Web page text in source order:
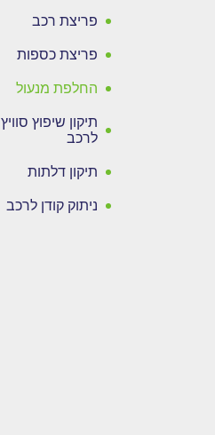
פריצת רכב
פריצת כספות
החלפת מנעול
תיקון שיפוץ סוויץ
לרכב
תיקון דלתות
ניתוק קודן לרכב